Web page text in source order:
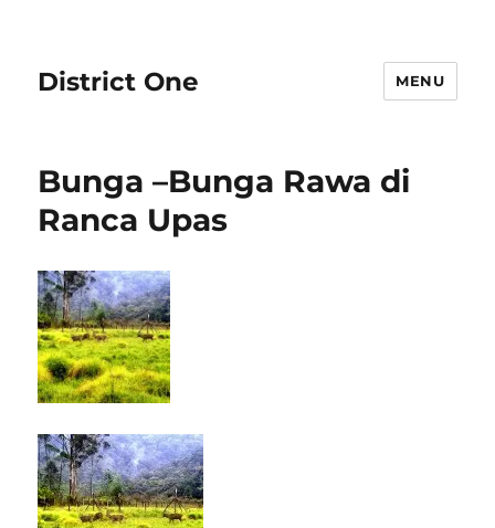
District One MENU
Bunga –Bunga Rawa di
Ranca Upas